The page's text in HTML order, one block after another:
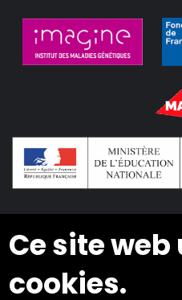
Ce site
cookies.
2024 © Copyright